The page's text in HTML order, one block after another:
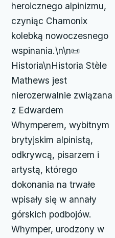
heroicznego alpinizmu,
czyniąc Chamonix
kolebką nowoczesnego
wspinania.\n\n📜
Historia\nHistoria Stèle
Mathews jest
nierozerwalnie związana
z Edwardem
Whymperem, wybitnym
brytyjskim alpinistą,
odkrywcą, pisarzem i
artystą, którego
dokonania na trwałe
wpisały się w annały
górskich podbojów.
Whymper, urodzony w